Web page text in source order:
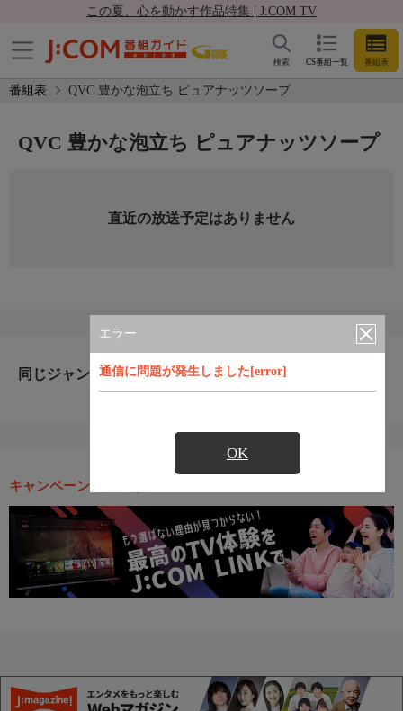
この夏、心を動かす作品特集 | J:COM TV
CS番組一覧 番組表
検索
番組表 QVC 豊かな泡立ち ピュアナッツソープ
エラー
通信に問題が発生しました[error]
OK
QVC 豊かな泡立ち ピュアナッツソープ
直近の放送予定はありません
同じジャンルのおすすめ番組
キャンペーン・お得な情報